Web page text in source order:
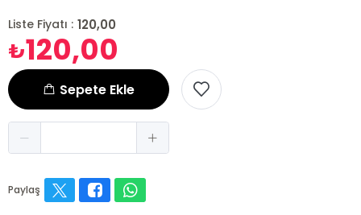
Liste Fiyatı : 120,00
₺120,00
Sepete Ekle
Paylaş